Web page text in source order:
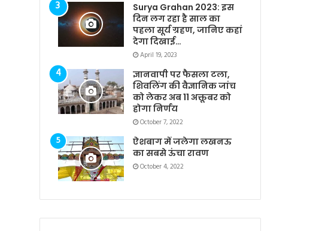
Surya Grahan 2023: इस
दिन लग रहा है साल का
पहला सूर्य ग्रहण, जानिए कहां
देगा दिखाई…
April 19, 2023
ज्ञानवापी पर फैसला टला,
शिवलिंग की वैज्ञानिक जांच
को लेकर अब 11 अक्तूबर को
होगा निर्णय
October 7, 2022
ऐशबाग में जलेगा लखनऊ
का सबसे ऊंचा रावण
October 4, 2022